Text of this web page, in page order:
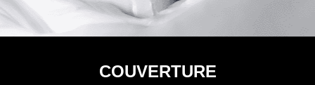
COUVERTURE